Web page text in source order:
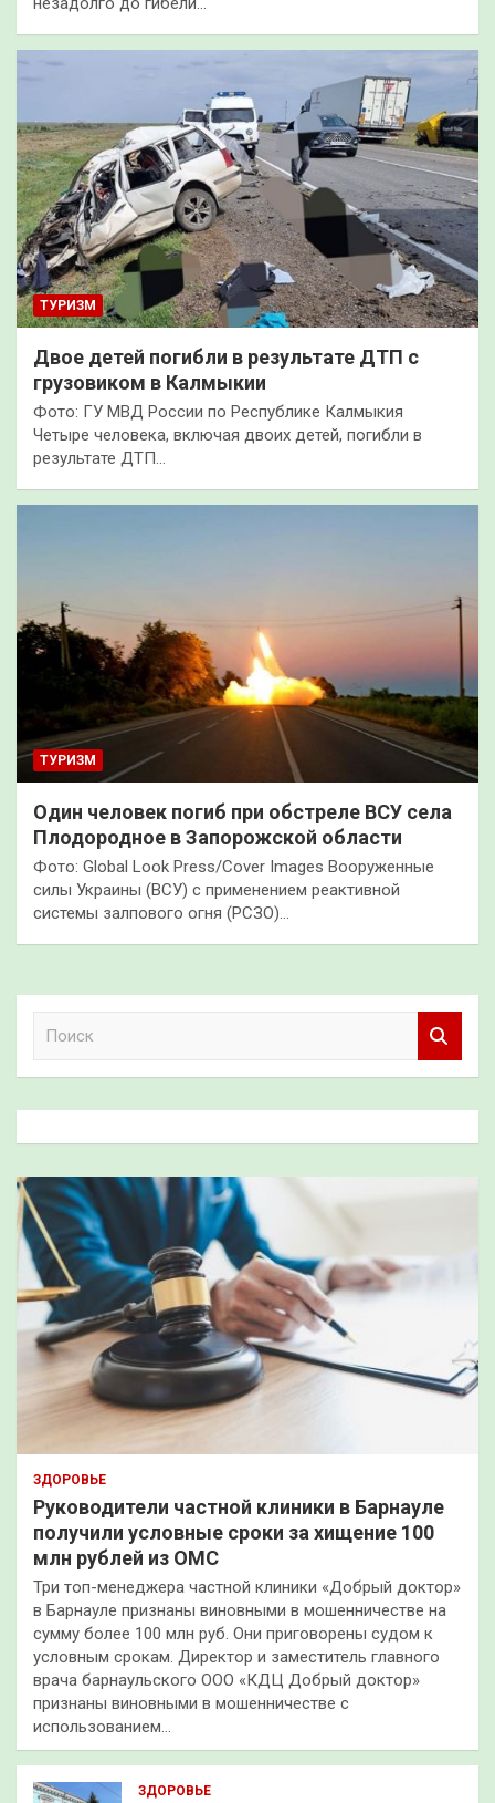
ТУРИЗМ
Двое детей погибли в результате ДТП с
грузовиком в Калмыкии
Фото: ГУ МВД России по Республике Калмыкия
Четыре человека, включая двоих детей, погибли в
результате ДТП…
ТУРИЗМ
Один человек погиб при обстреле ВСУ села
Плодородное в Запорожской области
Фото: Global Look Press/Cover Images Вооруженные
силы Украины (ВСУ) с применением реактивной
системы залпового огня (РСЗО)…
к
ЗДОРОВЬЕ
Руководители частной клиники в Барнауле
получили условные сроки за хищение 100
млн рублей из ОМС
Три топ-менеджера частной клиники «Добрый доктор»
в Барнауле признаны виновными в мошенничестве на
сумму более 100 млн руб. Они приговорены судом к
условным срокам. Директор и заместитель главного
врача барнаульского ООО «КДЦ Добрый доктор»
признаны виновными в мошенничестве с
использованием…
ЗДОРОВЬЕ